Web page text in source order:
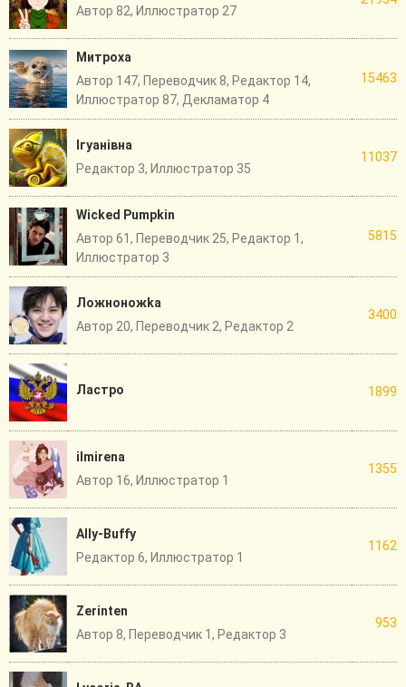
Автор 82, Иллюстратор 27
Митроха
Автор 147, Переводчик 8, Редактор 14,
Иллюстратор 87, Декламатор 4
15463
Iгуанiвна
Редактор 3, Иллюстратор 35
11037
Wicked Pumpkin
Автор 61, Переводчик 25, Редактор 1,
Иллюстратор 3
5815
Ложноножka
Автор 20, Переводчик 2, Редактор 2
3400
Ластро 1899
ilmirena
Автор 16, Иллюстратор 1
1355
Ally-Buffy
Редактор 6, Иллюстратор 1
1162
Zerinten
Автор 8, Переводчик 1, Редактор 3
953